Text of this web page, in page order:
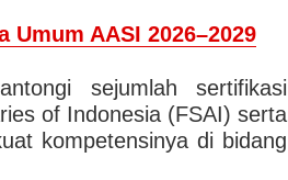
AASI 2026–2029
sejumlah sertifikasi
of Indonesia (FSAI) serta
kompetensinya di bidang